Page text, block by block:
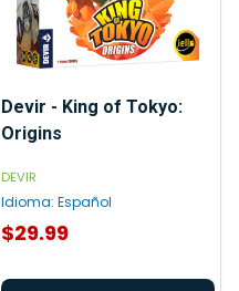
Devir - King of Tokyo:
Origins
DEVIR
Idioma: Español
$29.99